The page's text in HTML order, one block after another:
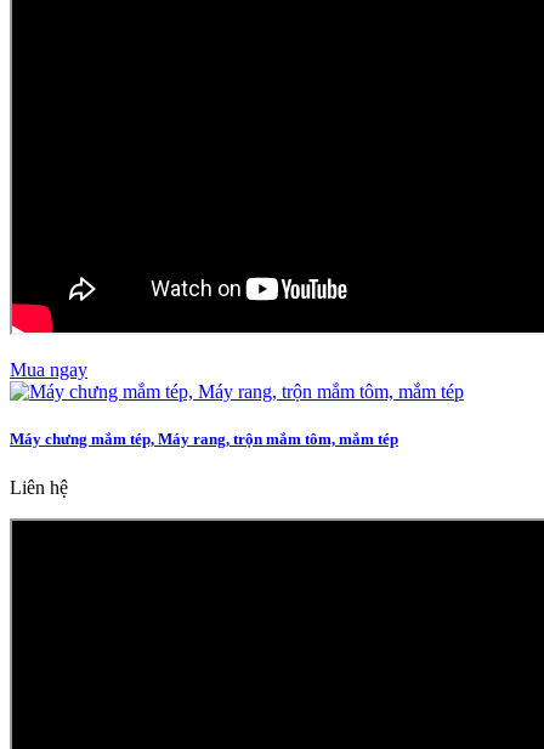
Mua ngay
Máy chưng mắm tép, Máy rang, trộn mắm tôm, mắm tép
Liên hệ